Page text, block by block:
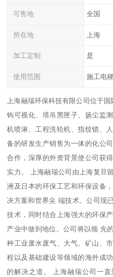
可售地 全国
所在地 上海
加工定制 是
使用范围 施工电
上海融瑞环保科技有限公司位于
钩可视化、塔吊黑匣子、扬尘监
机喷淋、工程洗轮机、指纹锁、
备的研发生产销售为一体的化公
合作，深厚的外资背景使公司获
实力。 上海融瑞公司由上海复旦
洲及日本的环保工艺和环保设备
决方案和世界尖 端技术。公司现
技术，同时结合上海强大的环保
产业中做到地位。公司将以领 先
种工业废水废气、大气、矿山、
程以及基础建设等领域的海外成
的解决之道。 上海融瑞公司一